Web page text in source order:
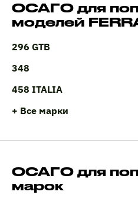
ОСАГО для
моделей
296 GTB
348
458 ITALIA
+ Все марки
ОСАГО для
марок